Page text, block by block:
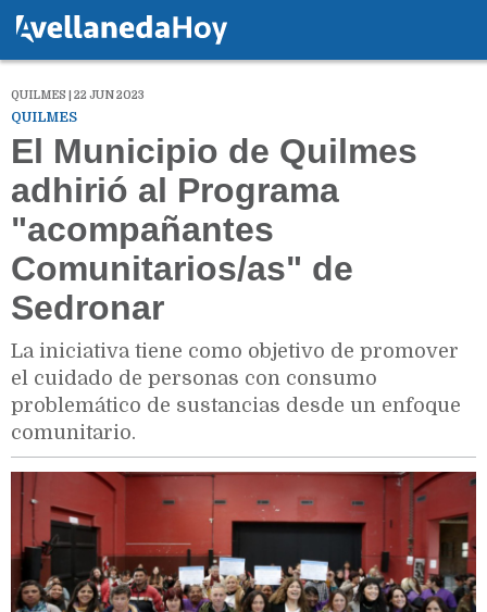
QUILMES | 22 JUN 2023
QUILMES
El Municipio de Quilmes
adhirió al Programa
"acompañantes
Comunitarios/as" de
Sedronar
La iniciativa tiene como objetivo de promover
el cuidado de personas con consumo
problemático de sustancias desde un enfoque
comunitario.